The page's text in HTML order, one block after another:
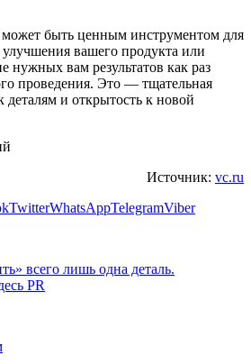
может быть ценным инструментом для
улучшения вашего продукта или
нужных вам результатов как раз
проведения. Это — тщательная
деталям и открытость к новой
Источник: vc.ru
TwitterWhatsAppTelegramViber
всего лишь одна деталь.
PR